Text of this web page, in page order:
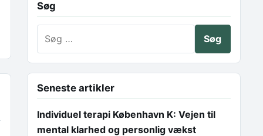
Søg
Seneste artikler
Individuel terapi København K: Vejen til
mental klarhed og personlig vækst